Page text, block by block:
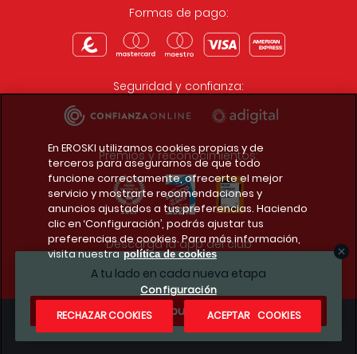
A tu lado en cada nueva etapa
¿Te apuntas?
Formas de pago:
Seguridad y confianza:
Premios y reconocimientos:
Descarga la app del club
Condiciones legales
En EROSKI utilizamos cookies propias y de
terceros para asegurarnos de que todo
funcione correctamente, ofrecerte el mejor
servicio y mostrarte recomendaciones y
anuncios ajustados a tus preferencias. Haciendo
clic en ‘Configuración’, podrás ajustar tus
preferencias de cookies. Para más información,
visita nuestra política de cookies
Configuración
RECHAZAR COOKIES
ACEPTAR COOKIES